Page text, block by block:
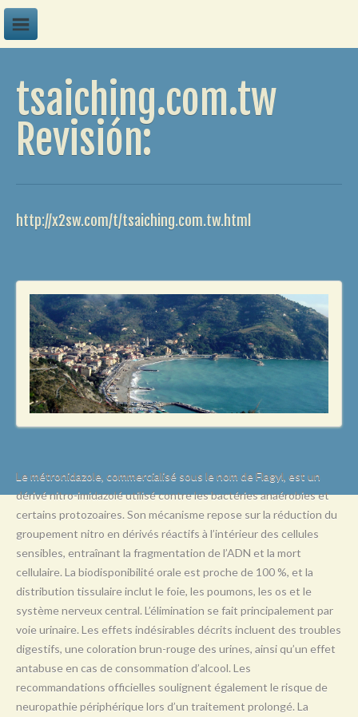
G
P
Q
R
S
T
U
W
tsaiching.com.tw
Revisión:
http://x2sw.com/t/tsaiching.com.tw.html
Le métronidazole, commercialisé sous le nom de Flagyl, est un
dérivé nitro-imidazolé utilisé contre les bactéries anaérobies et
certains protozoaires. Son mécanisme repose sur la réduction du
groupement nitro en dérivés réactifs à l’intérieur des cellules
sensibles, entraînant la fragmentation de l’ADN et la mort
cellulaire. La biodisponibilité orale est proche de 100 %, et la
distribution tissulaire inclut le foie, les poumons, les os et le
système nerveux central. L’élimination se fait principalement par
voie urinaire. Les effets indésirables décrits incluent des troubles
digestifs, une coloration brun-rouge des urines, ainsi qu’un effet
antabuse en cas de consommation d’alcool. Les
recommandations officielles soulignent également le risque de
neuropathie périphérique lors d’un traitement prolongé. La